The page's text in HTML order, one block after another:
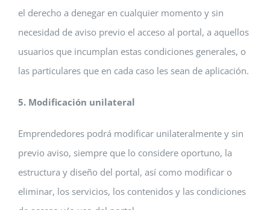
el derecho a denegar en cualquier momento y sin
necesidad de aviso previo el acceso al portal, a aquellos
usuarios que incumplan estas condiciones generales, o
las particulares que en cada caso les sean de aplicación.
5. Modificación unilateral
Emprendedores podrá modificar unilateralmente y sin
previo aviso, siempre que lo considere oportuno, la
estructura y diseño del portal, así como modificar o
eliminar, los servicios, los contenidos y las condiciones